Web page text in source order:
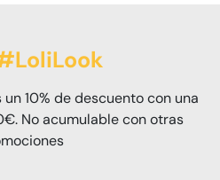
10% de descuento con una
No acumulable con otras